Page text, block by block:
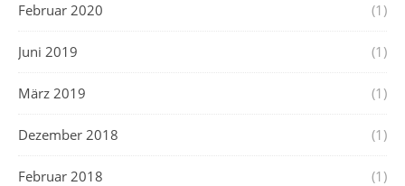
Februar 2020 (1)
Juni 2019 (1)
März 2019 (1)
Dezember 2018 (1)
Februar 2018 (1)